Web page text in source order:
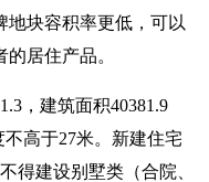
地块容积率更低，可以
居住产品。
，建筑面积40381.9
高于27米。新建住宅
得建设别墅类（合院、